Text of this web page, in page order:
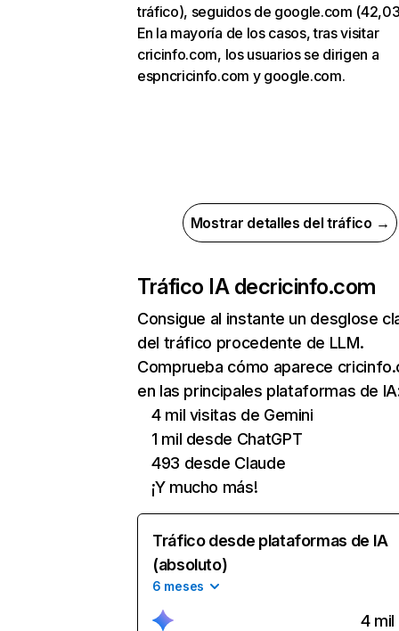
tráfico), seguidos de google.com
En la mayoría de los casos, tras visitar
cricinfo.com, los usuarios se dirigen a
espncricinfo.com y google.com.
Mostrar detalles del tráfico →
Tráfico IA decricinfo.com
Consigue al instante un desglose
del tráfico procedente de LLM.
Comprueba cómo aparece
en las principales plataformas de
4 mil visitas de Gemini
1 mil desde ChatGPT
493 desde Claude
¡Y mucho más!
Tráfico desde plataformas de IA
(absoluto)
6 meses
4 mil